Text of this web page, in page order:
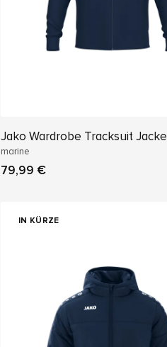
Jako Wardrobe Tracksuit Jacke
marine
79,99 €
IN KÜRZE